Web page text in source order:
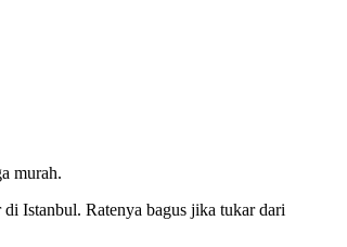
murah.
Istanbul. Ratenya bagus jika tukar dari